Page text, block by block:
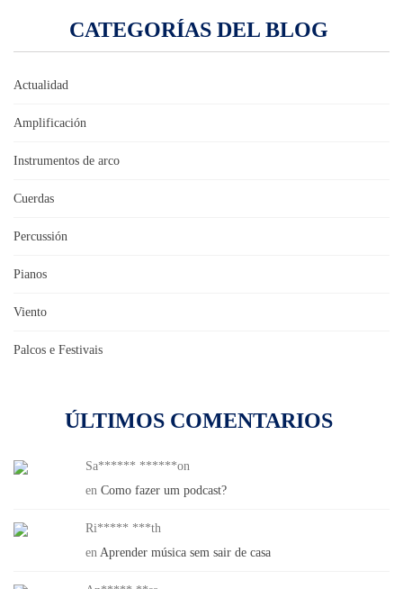
CATEGORÍAS DEL BLOG
Actualidad
Amplificación
Instrumentos de arco
Cuerdas
Percussión
Pianos
Viento
Palcos e Festivais
ÚLTIMOS COMENTARIOS
Sa****** ******on
en Como fazer um podcast?
Ri***** ***th
en Aprender música sem sair de casa